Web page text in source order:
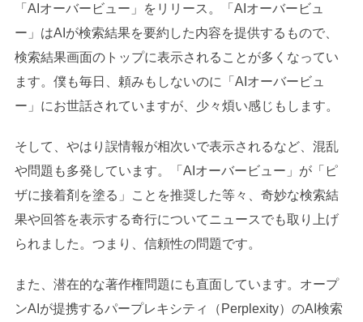
「AIオーバービュー」をリリース。「AIオーバービュ
ー」はAIが検索結果を要約した内容を提供するもので、
検索結果画面のトップに表示されることが多くなってい
ます。僕も毎日、頼みもしないのに「AIオーバービュ
ー」にお世話されていますが、少々煩い感じもします。
そして、やはり誤情報が相次いで表示されるなど、混乱
や問題も多発しています。「AIオーバービュー」が「ピ
ザに接着剤を塗る」ことを推奨した等々、奇妙な検索結
果や回答を表示する奇行についてニュースでも取り上げ
られました。つまり、信頼性の問題です。
また、潜在的な著作権問題にも直面しています。オープ
ンAIが提携するパープレキシティ（Perplexity）のAI検索